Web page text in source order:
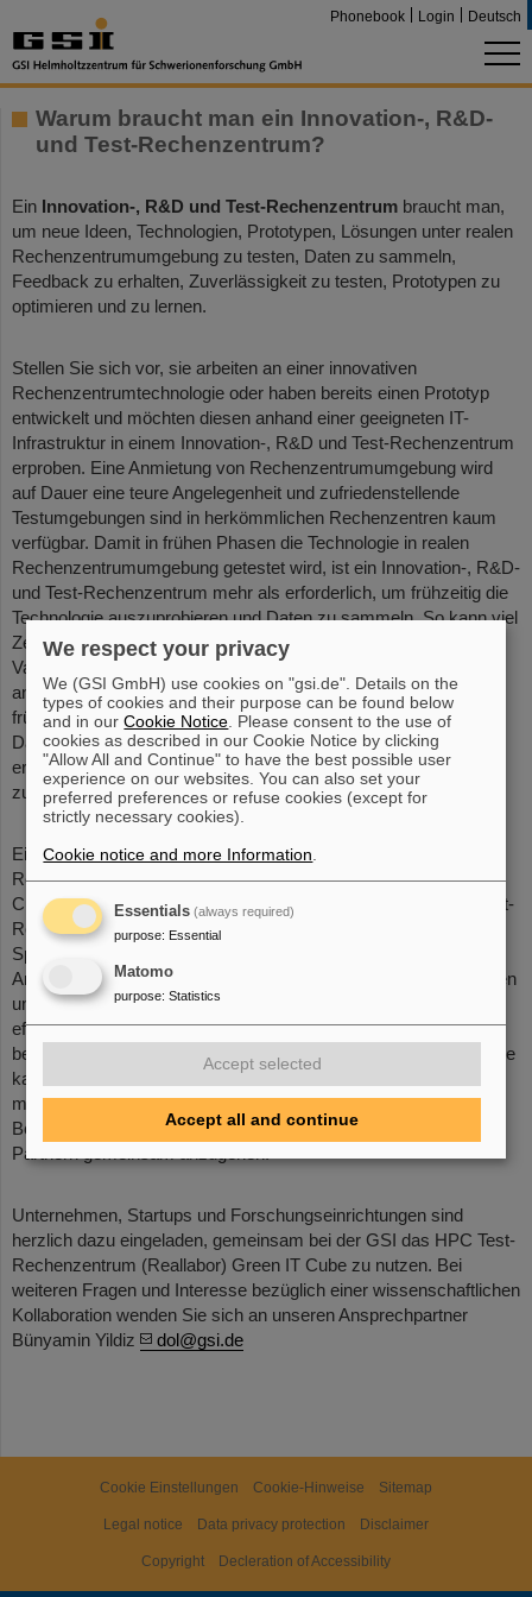
Phonebook Login Deutsch
Warum braucht man ein Innovation-, R&D-
und Test-Rechenzentrum?
Ein Innovation-, R&D und Test-Rechenzentrum braucht man,
um neue Ideen, Technologien, Prototypen, Lösungen unter realen
Rechenzentrumumgebung zu testen, Daten zu sammeln,
Feedback zu erhalten, Zuverlässigkeit zu testen, Prototypen zu
optimieren und zu lernen.
Stellen Sie sich vor, sie arbeiten an einer innovativen
Rechenzentrumtechnologie oder haben bereits einen Prototyp
entwickelt und möchten diesen anhand einer geeigneten IT-
Infrastruktur in einem Innovation-, R&D und Test-Rechenzentrum
erproben. Eine Anmietung von Rechenzentrumumgebung wird
auf Dauer eine teure Angelegenheit und zufriedenstellende
Testumgebungen sind in herkömmlichen Rechenzentren kaum
verfügbar. Damit in frühen Phasen die Technologie in realen
Rechenzentrumumgebung getestet wird, ist ein Innovation-, R&D-
und Test-Rechenzentrum mehr als erforderlich, um frühzeitig die
Technologie auszuprobieren und Daten zu sammeln. So kann viel
Zeit und Geld gespart werden. Ein finales Produkt ist ohne eine
Validierung oder Vertestung nicht möglich. Falls das so
angegangen wird, dann kann es mit einem Desaster enden. Ein
früherer Validierungsversuch oder Vertestung ermöglicht früh
Daten zu sammeln, Feedback zu sammeln und zu lernen. Dies
ermöglicht am Ende eine Innovation im Bereich Rechenzentrum
zu entwickeln.
Ein Beispiel für solch ein Innovation-, R&D und Test-
Rechenzentrum ist der hochmoderne und nachhaltige Green IT
Cube des GSI Helmholtzforschungszentrums. In dem HPC Test-
Rechenzentrum (Reallabor) können Rechner- und
Speichersysteme mit den jeweiligen anwendungsspezifischen
Anforderungen an Leistungsfähigkeiten, zeitliche Lastverteilungen
und in verschiedenen Systemkonfigurationen optimal auf ein
effizientes Kühlsystem abgestimmt werden. Der Green IT Cube
besitzt 6 Etagen, von denen derzeit 2 im Betrieb sind. Jede Etage
kann mit insgesamt 128 Racks bestückt werden. Die GSI bietet
mit dem Test-Rechenzentrum Green IT Cube hervorragende
Bedingungen, um neue Ideen, Technologien, Lösungen etc. mit
Partnern gemeinsam anzugehen.
Unternehmen, Startups und Forschungseinrichtungen sind
herzlich dazu eingeladen, gemeinsam bei der GSI das HPC Test-
Rechenzentrum (Reallabor) Green IT Cube zu nutzen. Bei
weiteren Fragen und Interesse bezüglich einer wissenschaftlichen
Kollaboration wenden Sie sich an unseren Ansprechpartner
Bünyamin Yildiz
dol@gsi.de
Cookie Einstellungen Cookie-Hinweise Sitemap
Legal notice Data privacy protection Disclaimer
Copyright Decleration of Accessibility
We respect your privacy
We (GSI GmbH) use cookies on "gsi.de". Details on the
types of cookies and their purpose can be found below
and in ourCookie Notice . Please consent to the use of
cookies as described in our Cookie Notice by clicking
"Allow All and Continue" to have the best possible user
experience on our websites. You can also set your
preferred preferences or refuse cookies (except for
strictly necessary cookies).
Cookie notice and more Information
Essentials (always required)
purpose: Essential
Matomo
purpose: Statistics
Accept selected
Accept all and continue